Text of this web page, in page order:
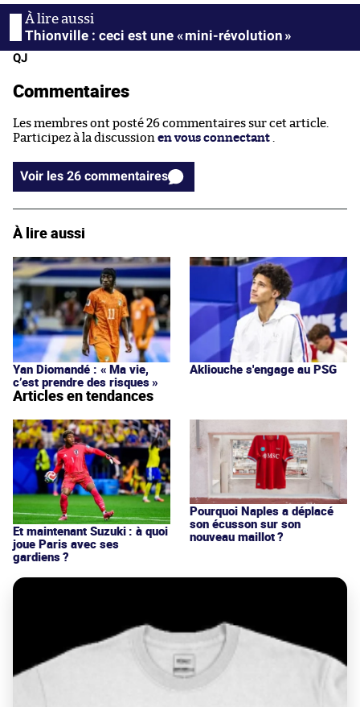
Thionville : ceci est une « mini-révolution »
QJ
Commentaires
Les membres ont posté 26 commentaires sur cet article.
Participez à la discussion en vous connectant
Voir les 26 commentaires
À lire aussi
Yan Diomandé : « Ma vie,
c’est prendre des risques »
Akliouche s'engage au PSG
Articles en tendances
Et maintenant Suzuki : à quoi
joue Paris avec ses
gardiens ?
Pourquoi Naples a déplacé
son écusson sur son
nouveau maillot ?